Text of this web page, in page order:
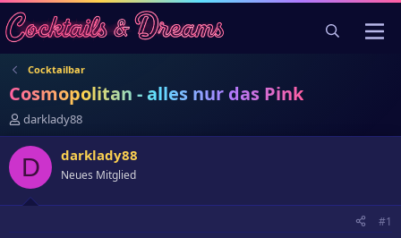
Cocktailbar
Cosmopolitan - alles nur das Pink
E
r
s
darklady88
D darklady88
Neues Mitglied
#1